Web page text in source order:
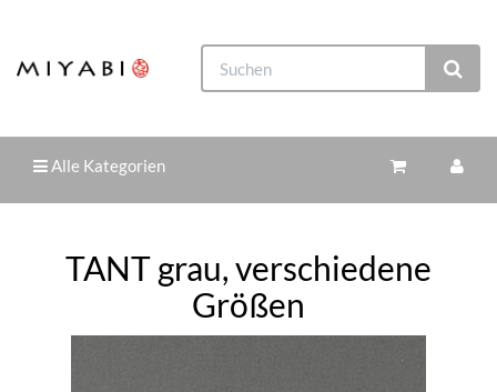
Alle Kategorien
TANT grau, verschiedene
Größen